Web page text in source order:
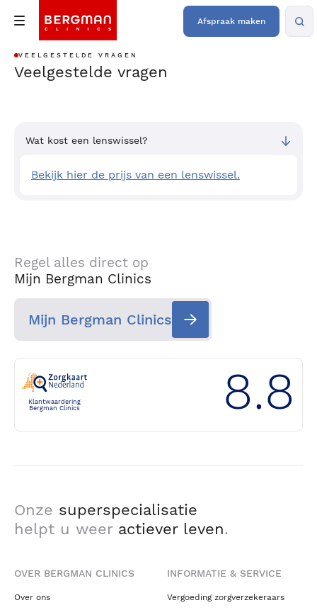
Afspraak maken
VEELGESTELDE VRAGEN
Veelgestelde vragen
Wat kost een lenswissel?
Bekijk hier de prijs van een lenswissel.
Regel alles direct op
Mijn Bergman Clinics
Mijn Bergman Clinics
Klantwaardering
Bergman Clinics
8.8
Onze superspecialisatie
helpt u weer actiever leven.
OVER BERGMAN CLINICS
Over ons
INFORMATIE & SERVICE
Vergoeding zorgverzekeraars